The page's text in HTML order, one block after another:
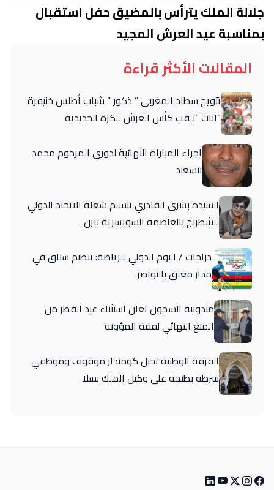
جلالة الملك يترأس بالمضيق حفل استقبال
بمناسبة عيد العرش المجيد
المقالات الأكثر قراءة
تتويج سطاد المغربي ” ذكور ” شباب أطلس خنيفرة
“اناث “بلقب كأس العرش للكرة الحديدية
اجراء المباراة النهائية لدوري المرحوم محمد
بنسعيد
السيدة بشرى القادري تتسلم شغلة الاتحاد الدولي
للشطرنج بالعاصمة السويسرية بيرن.
دراجات / اليوم الدولي للرياضة: تنظيم سباق في
مدار مغلق بالنواصر.
مندوبية السجون تعلن استثناء عيد الفطر من
المنع النهائي لقفة المؤونة
الفرقة الوطنية تحيل كومندار موقوف وموظفي
شرطة بطنجة على وكيل الملك بسلا